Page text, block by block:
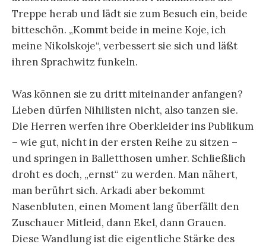
Treppe herab und lädt sie zum Besuch ein, beide
bitteschön. „Kommt beide in meine Koje, ich
meine Nikolskoje“, verbessert sie sich und läßt
ihren Sprachwitz funkeln.
Was können sie zu dritt miteinander anfangen?
Lieben dürfen Nihilisten nicht, also tanzen sie.
Die Herren werfen ihre Oberkleider ins Publikum
– wie gut, nicht in der ersten Reihe zu sitzen –
und springen in Balletthosen umher. Schließlich
droht es doch, „ernst“ zu werden. Man nähert,
man berührt sich. Arkadi aber bekommt
Nasenbluten, einen Moment lang überfällt den
Zuschauer Mitleid, dann Ekel, dann Grauen.
Diese Wandlung ist die eigentliche Stärke des